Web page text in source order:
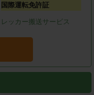
国際運転免許証
レッカー搬送サービス